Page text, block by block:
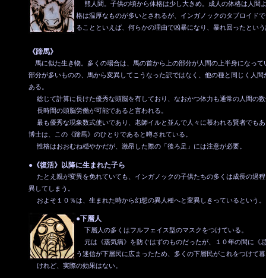
熊人間。子供の頃から体格は少し大きめ。成人の体格は人間
格は温厚なものが多いとされるが、インガノックのタブロイド
ることといえば、何らかの理由で凶暴になり、暴れ回ったとい
《蹄馬》
馬に似た生き物。多くの場合は、馬の首から上の部分が人間の上半身になって
部分が多いものの、馬から変異してこうなった訳ではなく、他の種と同じく人
ある。
総じて計算に長けた優秀な頭脳を有しており、なおかつ体力も通常の人間の
長時間の頭脳労働が可能であると言われる。
最も優秀な現象数式使いであり、老師イルと並んで人々に慕われる賢者でも
博士は、この《蹄馬》のひとりであると噂されている。
性格はおおむね穏やかだが、激昂した際の「後ろ足」には注意が必要。
●《復活》以降に生まれた子ら
たとえ親が変異を免れていても、インガノックの子供たちの多くは成長の過
異してしまう。
およそ１０％は、生まれた時から幻想の異人種へと変異しきっているという。
●下層人
下層人の多くはフルフェイス型のマスクをつけている。
元は《蒸気病》を防ぐはずのものだったが、１０年の間に《
う迷信が下層民に広まったため、多くの下層民がこれをつけて
けれど、実際の効果はない。